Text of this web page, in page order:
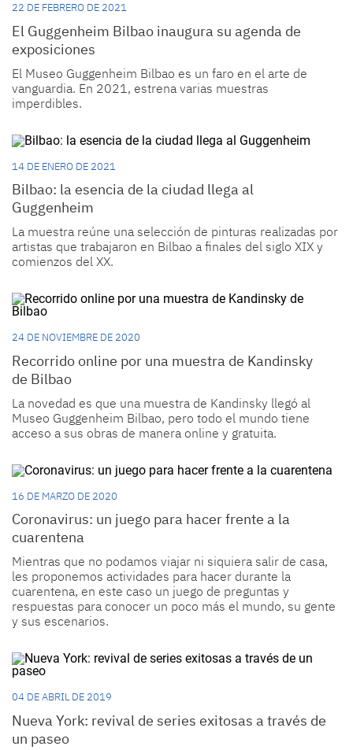
22 DE FEBRERO DE 2021
El Guggenheim Bilbao inaugura su agenda de
exposiciones
El Museo Guggenheim Bilbao es un faro en el arte de
vanguardia. En 2021, estrena varias muestras
imperdibles.
14 DE ENERO DE 2021
Bilbao: la esencia de la ciudad llega al
Guggenheim
La muestra reúne una selección de pinturas realizadas por
artistas que trabajaron en Bilbao a finales del siglo XIX y
comienzos del XX.
24 DE NOVIEMBRE DE 2020
Recorrido online por una muestra de Kandinsky
de Bilbao
La novedad es que una muestra de Kandinsky llegó al
Museo Guggenheim Bilbao, pero todo el mundo tiene
acceso a sus obras de manera online y gratuita.
16 DE MARZO DE 2020
Coronavirus: un juego para hacer frente a la
cuarentena
Mientras que no podamos viajar ni siquiera salir de casa,
les proponemos actividades para hacer durante la
cuarentena, en este caso un juego de preguntas y
respuestas para conocer un poco más el mundo, su gente
y sus escenarios.
04 DE ABRIL DE 2019
Nueva York: revival de series exitosas a través de
un paseo